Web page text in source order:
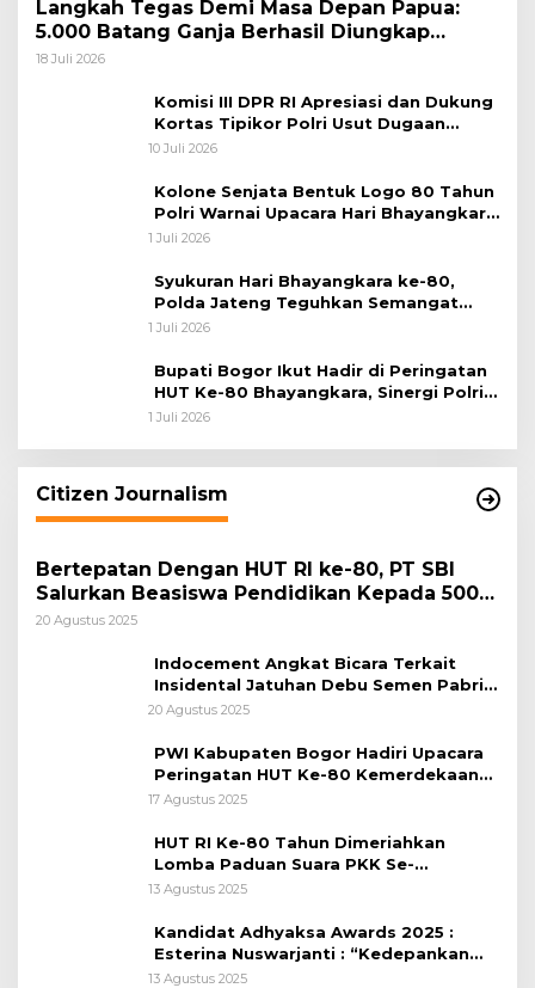
Langkah Tegas Demi Masa Depan Papua:
5.000 Batang Ganja Berhasil Diungkap
Koops TNI Habema
18 Juli 2026
Komisi III DPR RI Apresiasi dan Dukung
Kortas Tipikor Polri Usut Dugaan
Korupsi Batu Bara
10 Juli 2026
Kolone Senjata Bentuk Logo 80 Tahun
Polri Warnai Upacara Hari Bhayangkara
ke-80
1 Juli 2026
Syukuran Hari Bhayangkara ke-80,
Polda Jateng Teguhkan Semangat
Pengabdian dan Pererat Kebersamaan
1 Juli 2026
Bupati Bogor Ikut Hadir di Peringatan
HUT Ke-80 Bhayangkara, Sinergi Polri
dan Pemkab Bogor Jadi Kunci Menjaga
1 Juli 2026
Citizen Journalism
Bertepatan Dengan HUT RI ke-80, PT SBI
Salurkan Beasiswa Pendidikan Kepada 500
Pelajar
20 Agustus 2025
Indocement Angkat Bicara Terkait
Insidental Jatuhan Debu Semen Pabrik
Citeureup
20 Agustus 2025
PWI Kabupaten Bogor Hadiri Upacara
Peringatan HUT Ke-80 Kemerdekaan
RI, di Lapangan Tegar Beriman
17 Agustus 2025
HUT RI Ke-80 Tahun Dimeriahkan
Lomba Paduan Suara PKK Se-
Kabupaten Bogor
13 Agustus 2025
Kandidat Adhyaksa Awards 2025 :
Esterina Nuswarjanti : “Kedepankan
Keadilan Restoratif Wujudkan
13 Agustus 2025